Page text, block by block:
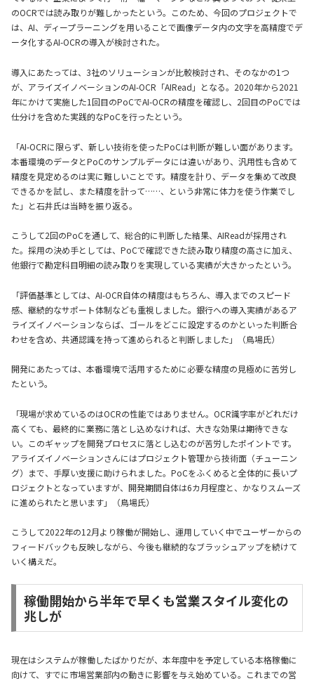
のOCRでは読み取りが難しかったという。このため、今回のプロジェクトで
は、AI、ディープラーニングを用いることで画像データ内の文字を高精度でデ
ータ化するAI-OCRの導入が検討された。
導入にあたっては、3社のソリューションが比較検討され、そのなかの1つ
が、アライズイノベーションのAI-OCR「AIRead」となる。2020年から2021
年にかけて実施した1回目のPoCでAI-OCRの精度を確認し、2回目のPoCでは
仕分けを含めた実践的なPoCを行ったという。
「AI-OCRに限らず、新しい技術を使ったPoCは判断が難しい面があります。
本番環境のデータとPoCのサンプルデータには違いがあり、汎用性も含めて
精度を見定めるのは実に難しいことです。精度を計り、データを集めて改良
できるかを試し、また精度を計って……、という非常に体力を使う作業でし
た」と石井氏は当時を振り返る。
こうして2回のPoCを通して、総合的に判断した結果、AIReadが採用され
た。採用の決め手としては、PoCで確認できた読み取り精度の高さに加え、
他銀行で勘定科目明細の読み取りを実現している実績が大きかったという。
「評価基準としては、AI-OCR自体の精度はもちろん、導入までのスピード
感、継続的なサポート体制なども重視しました。銀行への導入実績があるア
ライズイノベーションならば、ゴールをどこに設定するのかといった判断合
わせを含め、共通認識を持って進められると判断しました」（鳥場氏）
開発にあたっては、本番環境で活用するために必要な精度の見極めに苦労し
たという。
「現場が求めているのはOCRの性能ではありません。OCR識字率がどれだけ
高くても、最終的に業務に落とし込めなければ、大きな効果は期待できな
い。このギャップを開発プロセスに落とし込むのが苦労したポイントです。
アライズイノベーションさんにはプロジェクト管理から技術面（チューニン
グ）まで、手厚い支援に助けられました。PoCをふくめると全体的に長いプ
ロジェクトとなっていますが、開発期間自体は6カ月程度と、かなりスムーズ
に進められたと思います」（鳥場氏）
こうして2022年の12月より稼働が開始し、運用していく中でユーザーからの
フィードバックも反映しながら、今後も継続的なブラッシュアップを続けて
いく構えだ。
稼働開始から半年で早くも営業スタイル変化の
兆しが
現在はシステムが稼働したばかりだが、本年度中を予定している本格稼働に
向けて、すでに市場営業部内の動きに影響を与え始めている。これまでの営